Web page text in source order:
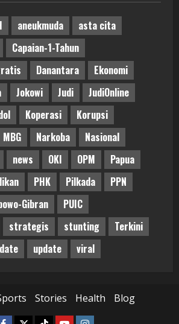
aneukmuda
asta cita
Capaian-1-Tahun
Danantara
Ekonomi
Jokowi Judi
JudiOnline
Koperasi
Korupsi
MBG Narkoba
Nasional
news OKI OPM
Papua
PHK Pilkada
PPN
Gibran
PUIC
strategis stunting
Terkini
update viral
Stories Health Blog